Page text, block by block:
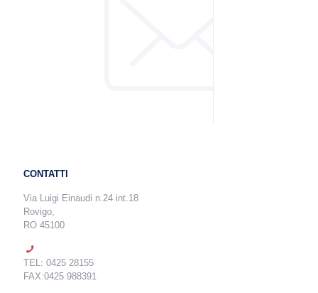
CONTATTI
Via Luigi Einaudi n.24 int.18
Rovigo,
RO 45100
TEL: 0425 28155
FAX:0425 988391